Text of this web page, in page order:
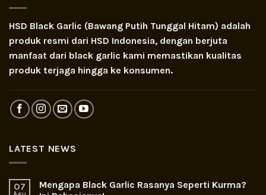
HSD Black Garlic (Bawang Putih Tunggal Hitam) adalah
produk resmi dari HSD Indonesia, dengan berjuta
manfaat dari black garlic kami memastikan kualitas
produk terjaga hingga ke konsumen.
LATEST NEWS
07
Mengapa Black Garlic Rasanya Seperti Kurma?